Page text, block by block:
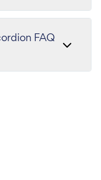
FAQ